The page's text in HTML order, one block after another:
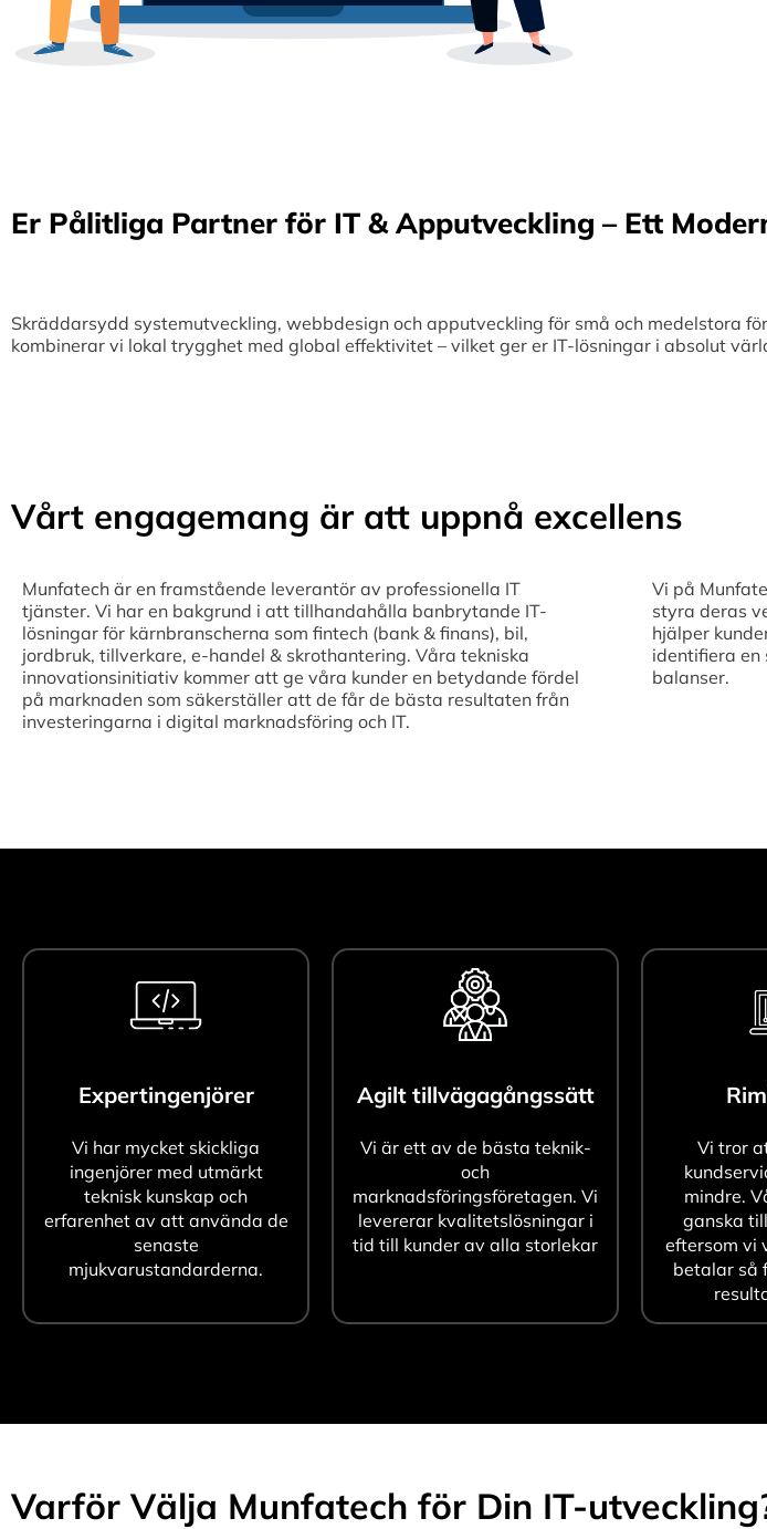
Er Pålitliga Partner för IT & Apputveckling – Ett
Skräddarsydd systemutveckling, webbdesign och apputveckling för små och medelstora
kombinerar vi lokal trygghet med global effektivitet – vilket ger er IT-lösningar i absolut
Vårt engagemang är att uppnå excellens
Munfatech är en framstående leverantör av professionella IT
tjänster. Vi har en bakgrund i att tillhandahålla banbrytande IT-
lösningar för kärnbranscherna som fintech (bank & finans), bil,
jordbruk, tillverkare, e-handel & skrothantering. Våra tekniska
innovationsinitiativ kommer att ge våra kunder en betydande fördel
på marknaden som säkerställer att de får de bästa resultaten från
investeringarna i digital marknadsföring och IT.
Vi på
styra deras
hjälper
identifiera en
balanser.
Expertingenjörer
Vi har mycket skickliga
ingenjörer med utmärkt
teknisk kunskap och
erfarenhet av att använda de
senaste
mjukvarustandarderna.
Agilt tillvägagångssätt
Vi är ett av de bästa teknik-
och
marknadsföringsföretagen. Vi
levererar kvalitetslösningar i
tid till kunder av alla storlekar
Vi tror
mindre.
ganska
eftersom vi
betalar så
Varför Välja Munfatech för Din IT-